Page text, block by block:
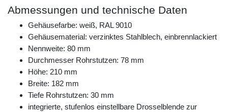
Abmessungen und technische Daten
Gehäusefarbe: weiß, RAL 9010
Gehäusematerial: verzinktes Stahlblech, einbrennlackiert
Nennweite: 80 mm
Durchmesser Rohrstutzen: 78 mm
Höhe: 210 mm
Breite: 182 mm
Tiefe Rohrstutzen: 30 mm
integrierte, stufenlos einstellbare Drosselblende zur